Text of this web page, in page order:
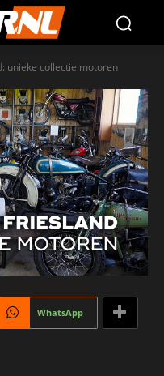
unieke collectie motoren
WhatsApp